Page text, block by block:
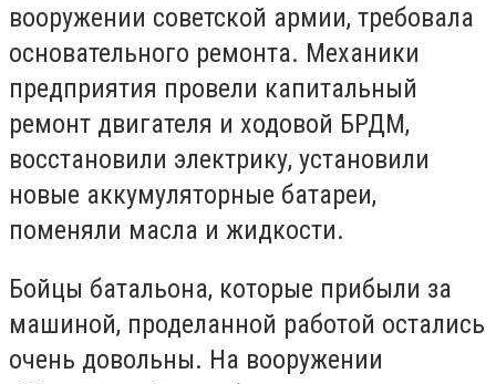
вооружении советской армии, требовала
основательного ремонта. Механики
предприятия провели капитальный
ремонт двигателя и ходовой БРДМ,
восстановили электрику, установили
новые аккумуляторные батареи,
поменяли масла и жидкости.
Бойцы батальона, которые прибыли за
машиной, проделанной работой остались
очень довольны. На вооружении